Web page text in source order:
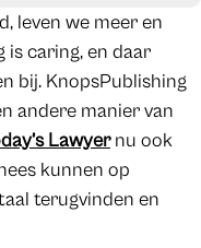
leven we meer en
is caring, en daar
bij. KnopsPublishing
andere manier van
Lawyernu ook
kunnen op
terugvinden en